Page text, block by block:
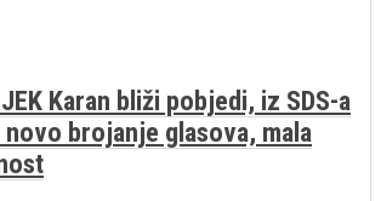
Karan bliži pobjedi, iz SDS-a
brojanje glasova, mala